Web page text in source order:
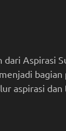
dari Aspirasi
aspirasi